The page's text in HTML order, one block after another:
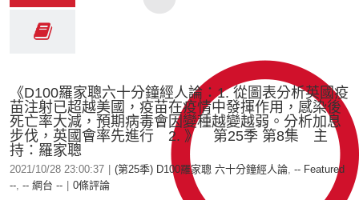
《D100羅家聰六十分鐘經人論：1. 從圖表分析英國疫
苗注射已超越美國，疫苗在疫情中發揮作用，感染後
死亡率大減，預期病毒會因變種越變越弱。分析加息
步伐，英國會率先進行 2. 》 第25季 第8集 主
持：羅家聰
2021/10/28 23:00:37 (第25季) D100羅家聰 六十分鐘經人論, -- Featured
--, -- 網台 -- 0條評論